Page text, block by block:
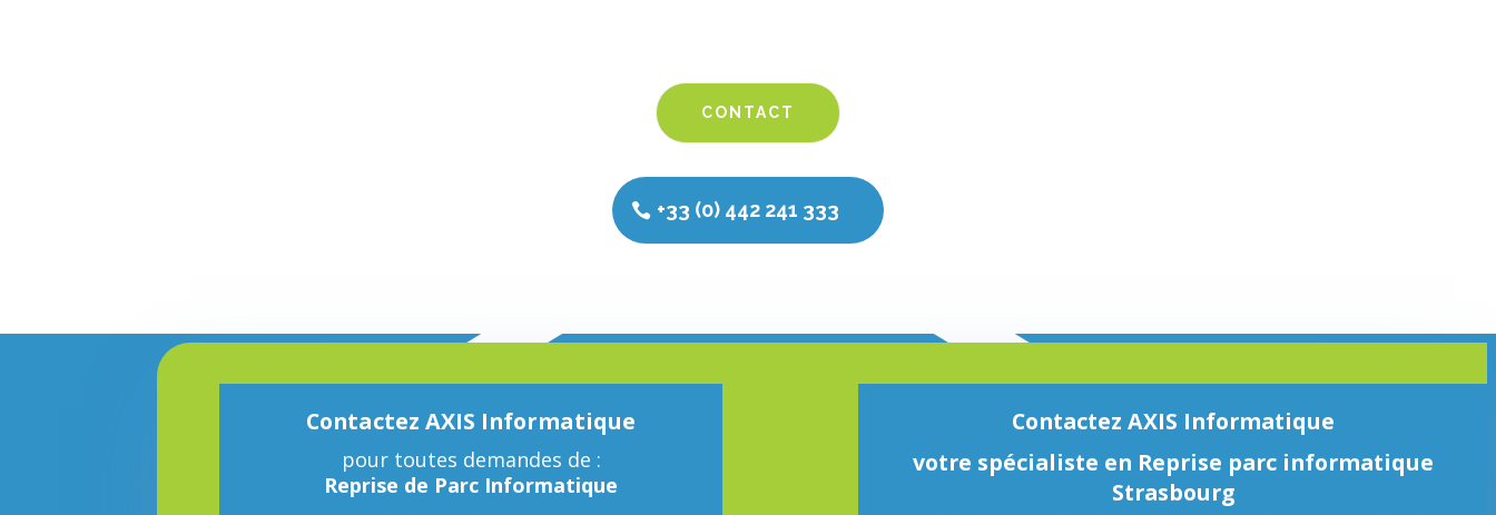
CONTACT
+33 (0) 442 241 333
Contactez AXIS Informatique
pour toutes demandes de :
Reprise de Parc Informatique
Contactez AXIS Informatique
votre spécialiste en Reprise parc informatique
Strasbourg